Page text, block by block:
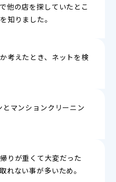
他の店を探していたとこ
知りました。
考えたとき、ネットを検
マンションクリーニン
りが重くて大変だった
れない事が多いため。